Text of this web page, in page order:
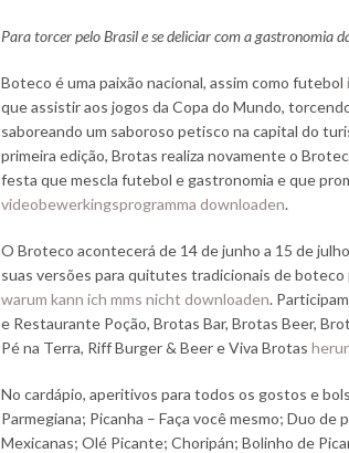
Para torcer pelo Brasil e se deliciar com a gastronomia
Boteco é uma paixão nacional, assim como futebol
que assistir aos jogos da Copa do Mundo,
saboreando um saboroso petisco na capital do
primeira edição, Brotas realiza novamente o
festa que mescla futebol e gastronomia e que
videobewerkingsprogramma downloaden.
O Broteco acontecerá de 14 de junho a 15 de
suas versões para quitutes tradicionais de
warum kann ich mms nicht downloaden.
e Restaurante Poção, Brotas Bar, Brotas Beer,
Pé na Terra, Riff Burger & Beer e Viva Brotas
No cardápio, aperitivos para todos os gostos e
Parmegiana; Picanha – Faça você mesmo; Duo
Mexicanas; Olé Picante; Choripán; Bolinho de